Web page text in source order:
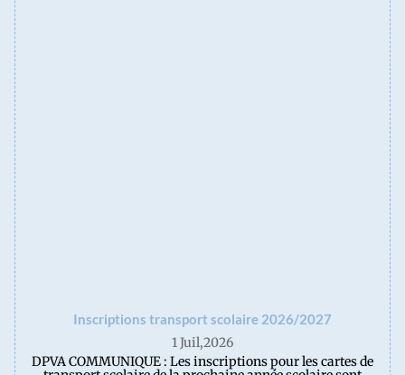
Inscriptions transport scolaire 2026/2027
1 Juil,2026
DPVA COMMUNIQUE : Les inscriptions pour les cartes de